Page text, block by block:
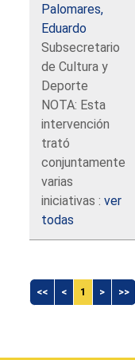
Palomares,
Eduardo
Subsecretario
de Cultura y
Deporte
NOTA: Esta
intervención
trató
conjuntamente
varias
iniciativas :ver
todas
<< < 1 > >>